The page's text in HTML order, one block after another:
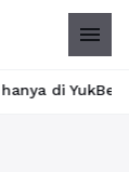
menu